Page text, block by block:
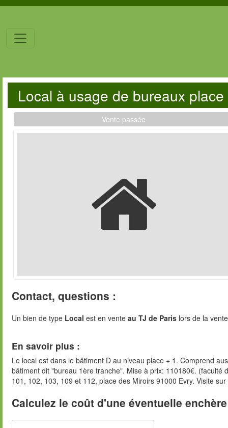
Local à usage de bureaux
Vente passée
Contact, questions :
Un bien de type Local est en vente au TJ de Paris lors de la
En savoir plus :
Le local est dans le bâtiment D au niveau place + 1. Comprend
bâtiment dit "bureau 1ère tranche". Mise à prix: 110180€.
101, 102, 103, 109 et 112, place des Miroirs 91000 Evry. Visite
Calculez le coût d'une éventuelle